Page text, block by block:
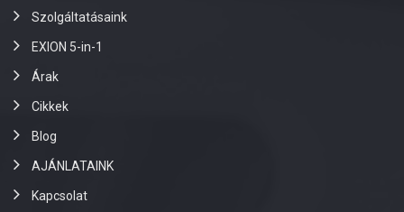
Szolgáltatásaink
EXION 5-in-1
Árak
Cikkek
Blog
AJÁNLATAINK
Kapcsolat